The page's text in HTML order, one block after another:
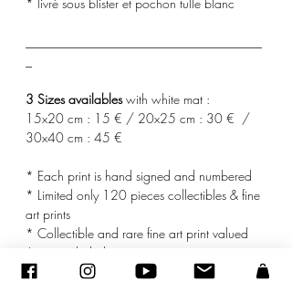
3 Sizes availableswith white mat :
15x20 cm : 15 € / 20x25 cm : 30 € /
30x40 cm : 45 €
* Each print is hand signed and numbered
* Limited only 120 pieces collectibles & fine
art prints
* Collectible and rare fine art print valued
* mat included